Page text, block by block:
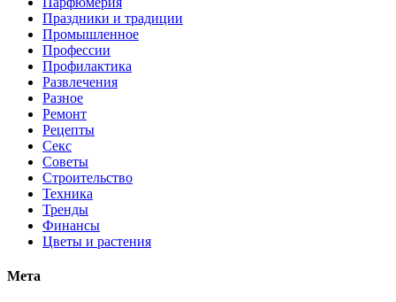
Праздники и традиции
Промышленное
Профессии
Профилактика
Развлечения
Разное
Ремонт
Рецепты
Секс
Советы
Строительство
Техника
Тренды
Финансы
Цветы и растения
Мета